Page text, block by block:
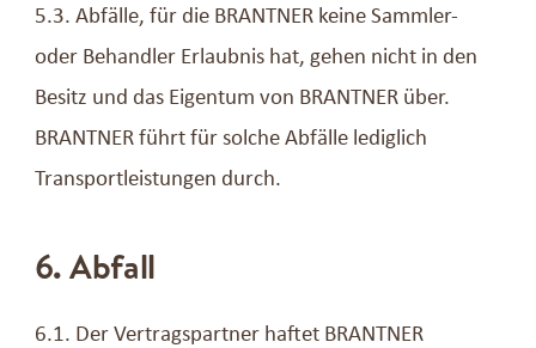
5.3. Abfälle, für die BRANTNER keine Sammler-
oder Behandler Erlaubnis hat, gehen nicht in den
Besitz und das Eigentum von BRANTNER über.
BRANTNER führt für solche Abfälle lediglich
Transportleistungen durch.
6. Abfall
6.1. Der Vertragspartner haftet BRANTNER